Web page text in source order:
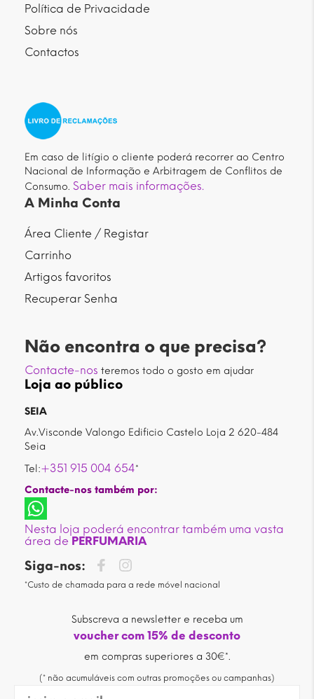
Política de Privacidade
Sobre nós
Contactos
Em caso de litígio o cliente poderá recorrer ao Centro
Nacional de Informação e Arbitragem de Conflitos de
Consumo. Saber mais informações.
A Minha Conta
Área Cliente / Registar
Carrinho
Artigos favoritos
Recuperar Senha
Não encontra o que precisa?
Contacte-nos teremos todo o gosto em ajudar
Loja ao público
SEIA
Av.Visconde Valongo Edificio Castelo Loja 2 620-484
Seia
Tel:+351 915 004 654*
Contacte-nos também por:
Nesta loja poderá encontrar também uma vasta
área de PERFUMARIA
Siga-nos:
*Custo de chamada para a rede móvel nacional
Subscreva a newsletter e receba um
voucher com 15% de desconto
em compras superiores a 30€*.
(* não acumuláveis com outras promoções ou campanhas)